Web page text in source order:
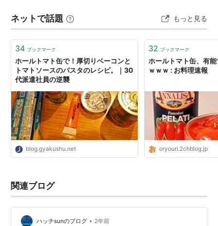
12月1日【送料無料(一部地域を除く)】価格: 5238 円楽天
で詳細を見る 木べら LOL…
ネットで話題 もっと見る
34 ブックマーク
ホールトマト缶で！厚切りベーコンと
トマトソースのパスタのレシピ。｜30
代派遣社員の逆襲
blog.gyakushu.net
32 ブックマーク
ホールトマト缶、有
ｗｗｗ : お料理速報
oryouri.2chblog.jp
関連ブログ
ハッチsunのブログ • 2年前